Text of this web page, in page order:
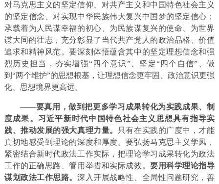
对马克思主义的坚定信仰、对共产主义和中国特色社会主义
的坚定信念、对实现中华民族伟大复兴中国梦的坚定信心；
承载着为人民谋幸福的初心、为民族谋复兴的使命、为世界
谋大同的壮志，充分彰显了当代共产党人的政治品格、价值
追求和精神风范。要深刻体悟蕴含其中的坚定理想信念和强
烈历史担当，夯实增强“四个意识”、坚定“四个自信”、做
到“两个维护”的思想根基，让理想信念更牢固、政治意识更强
化、思想境界更高远。
——要真用，做到把更多学习成果转化为实践成果、制
度成果。习近平新时代中国特色社会主义思想具有指导实
践、推动发展的强大真理力量。
只有在实践的广度中，才能
真切地感受到理论的深度和厚度。要弘扬马克思主义学风，
紧密结合新时代政法工作实际，把理论学习成果转化为政法
工作的正确思路、管用举措和实际成效。要用科学理论指导
谋划政法工作思路。深入开展战略性、全局性问题研究，善